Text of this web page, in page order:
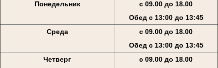
Понедельник
с 09.00 до 18.00
Обед с 13:00 до 13:45
Среда
с 09.00 до 18.00
Обед с 13:00 до 13:45
Четверг
с 09.00 до 18.00